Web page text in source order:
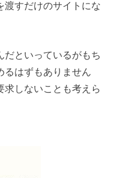
渡すだけのサイトにな
だといっているがもち
るはずもありません
求しないことも考えら